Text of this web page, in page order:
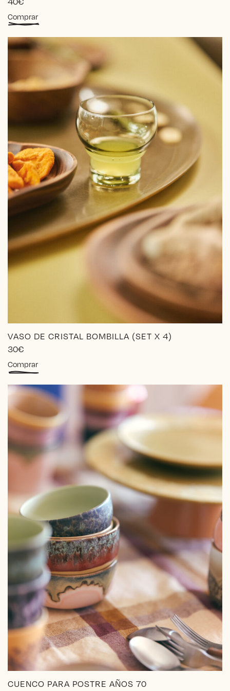
Comprar
VASO DE CRISTAL BOMBILLA (SET X 4)
30€
Comprar
CUENCO PARA POSTRE AÑOS 70